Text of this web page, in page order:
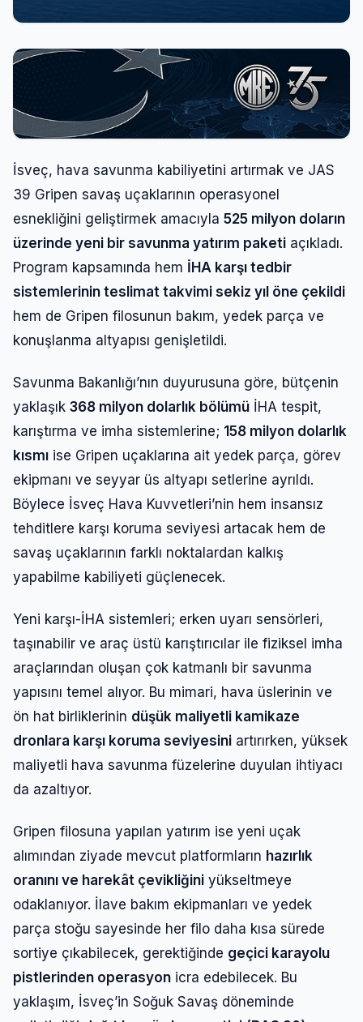
İsveç, hava savunma kabiliyetini artırmak ve JAS
39 Gripen savaş uçaklarının operasyonel
esnekliğini geliştirmek amacıyla 525 milyon doların
üzerinde yeni bir savunma yatırım paketi açıkladı.
Program kapsamında hem İHA karşı tedbir
sistemlerinin teslimat takvimi sekiz yıl öne çekildi
hem de Gripen filosunun bakım, yedek parça ve
konuşlanma altyapısı genişletildi.
Savunma Bakanlığı’nın duyurusuna göre, bütçenin
yaklaşık 368 milyon dolarlık bölümü İHA tespit,
karıştırma ve imha sistemlerine; 158 milyon dolarlık
kısmı ise Gripen uçaklarına ait yedek parça, görev
ekipmanı ve seyyar üs altyapı setlerine ayrıldı.
Böylece İsveç Hava Kuvvetleri’nin hem insansız
tehditlere karşı koruma seviyesi artacak hem de
savaş uçaklarının farklı noktalardan kalkış
yapabilme kabiliyeti güçlenecek.
Yeni karşı-İHA sistemleri; erken uyarı sensörleri,
taşınabilir ve araç üstü karıştırıcılar ile fiziksel imha
araçlarından oluşan çok katmanlı bir savunma
yapısını temel alıyor. Bu mimari, hava üslerinin ve
ön hat birliklerinin düşük maliyetli kamikaze
dronlara karşı koruma seviyesini artırırken, yüksek
maliyetli hava savunma füzelerine duyulan ihtiyacı
da azaltıyor.
Gripen filosuna yapılan yatırım ise yeni uçak
alımından ziyade mevcut platformların hazırlık
oranını ve harekât çevikliğini yükseltmeye
odaklanıyor. İlave bakım ekipmanları ve yedek
parça stoğu sayesinde her filo daha kısa sürede
sortiye çıkabilecek, gerektiğinde geçici karayolu
pistlerinden operasyon icra edebilecek. Bu
yaklaşım, İsveç’in Soğuk Savaş döneminde
Giriş Yap
Kullanıcı Adı veya E-posta